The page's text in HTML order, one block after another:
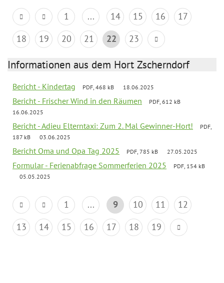
1 ... 14 15 16
17
18
19 20 21 22 23
Informationen aus dem Hort Zscherndorf
Bericht - Kindertag PDF, 468 kB 18.06.2025
Bericht - Frischer Wind in den Räumen
PDF, 612 kB
16.06.2025
Bericht - Adieu Elterntaxi: Zum 2. Mal Gewinner-Hort!
PDF,
187 kB
03.06.2025
Bericht Oma und Opa Tag 2025 PDF, 785 kB 27.05.2025
Formular - Ferienabfrage Sommerferien 2025
PDF, 154 kB
05.05.2025
1 ... 9 10 11
12
13
14 15 16 17 18 19